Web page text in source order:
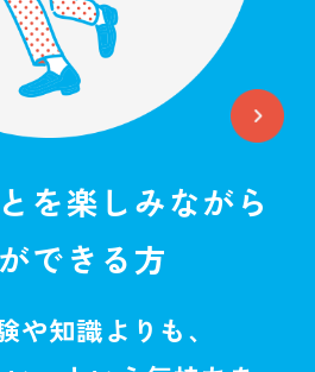
を楽しみながら
できる方
や知識よりも、